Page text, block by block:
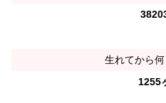
生れてから
1255